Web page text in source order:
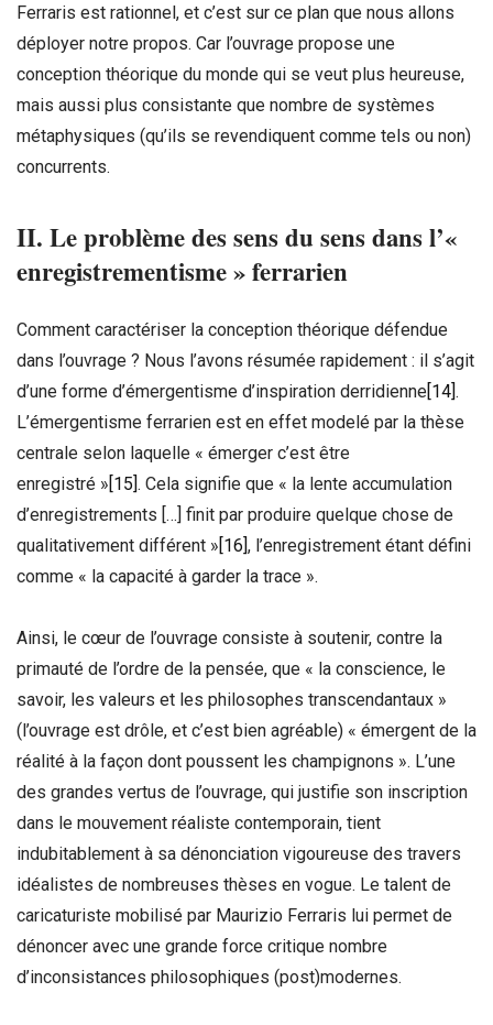
Ferraris est rationnel, et c’est sur ce plan que nous allons
déployer notre propos. Car l’ouvrage propose une
conception théorique du monde qui se veut plus heureuse,
mais aussi plus consistante que nombre de systèmes
métaphysiques (qu’ils se revendiquent comme tels ou non)
concurrents.
II. Le problème des sens du sens dans l’«
enregistrementisme » ferrarien
Comment caractériser la conception théorique défendue
dans l’ouvrage ? Nous l’avons résumée rapidement : il s’agit
d’une forme d’émergentisme d’inspiration derridienne [14] .
L’émergentisme ferrarien est en effet modelé par la thèse
centrale selon laquelle « émerger c’est être
enregistré » [15] . Cela signifie que « la lente accumulation
d’enregistrements […] finit par produire quelque chose de
qualitativement différent » [16] , l’enregistrement étant défini
comme « la capacité à garder la trace ».
Ainsi, le cœur de l’ouvrage consiste à soutenir, contre la
primauté de l’ordre de la pensée, que « la conscience, le
savoir, les valeurs et les philosophes transcendantaux »
(l’ouvrage est drôle, et c’est bien agréable) « émergent de la
réalité à la façon dont poussent les champignons ». L’une
des grandes vertus de l’ouvrage, qui justifie son inscription
dans le mouvement réaliste contemporain, tient
indubitablement à sa dénonciation vigoureuse des travers
idéalistes de nombreuses thèses en vogue. Le talent de
caricaturiste mobilisé par Maurizio Ferraris lui permet de
dénoncer avec une grande force critique nombre
d’inconsistances philosophiques (post)modernes.